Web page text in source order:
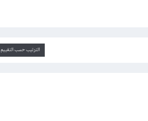
الترتيب حسب التقييم